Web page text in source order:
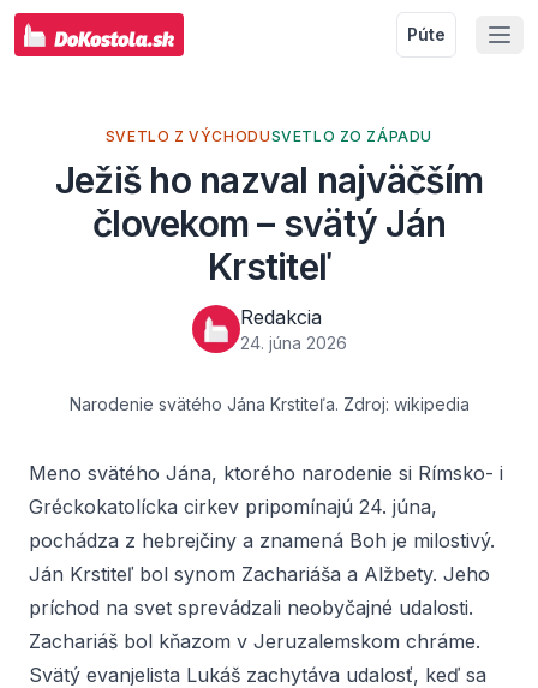
Púte
SVETLO Z VÝCHODUSVETLO ZO ZÁPADU
Ježiš ho nazval najväčším
človekom – svätý Ján
Krstiteľ
Redakcia
24. júna 2026
Narodenie svätého Jána Krstiteľa. Zdroj: wikipedia
Meno svätého Jána, ktorého narodenie si Rímsko- i
Gréckokatolícka cirkev pripomínajú 24. júna,
pochádza z hebrejčiny a znamená Boh je milostivý.
Ján Krstiteľ bol synom Zachariáša a Alžbety. Jeho
príchod na svet sprevádzali neobyčajné udalosti.
Zachariáš bol kňazom v Jeruzalemskom chráme.
Svätý evanjelista Lukáš zachytáva udalosť, keď sa